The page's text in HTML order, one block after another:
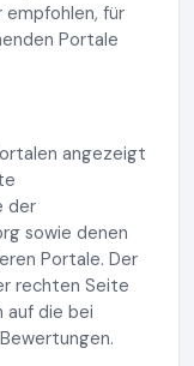
empfohlen, für
Portale
angezeigt
der
sowie denen
Portale. Der
rechten Seite
auf die bei